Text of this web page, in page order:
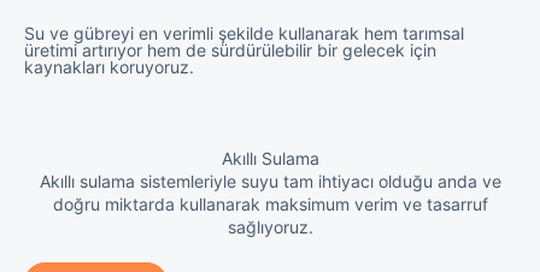
Su ve gübreyi en verimli şekilde kullanarak hem tarımsal
üretimi artırıyor hem de sürdürülebilir bir gelecek için
kaynakları koruyoruz.
Akıllı Sulama
Akıllı sulama sistemleriyle suyu tam ihtiyacı olduğu anda ve
doğru miktarda kullanarak maksimum verim ve tasarruf
sağlıyoruz.